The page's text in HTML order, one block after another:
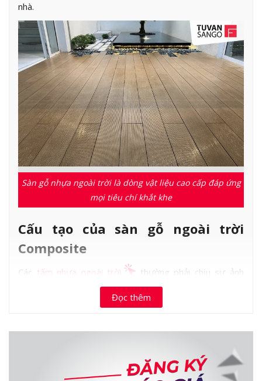
nhà.
Sàn gỗ nhựa ngoài trời là dòng vật liệu cao cấp đáp ứng
mọi tiêu chí khắt khe
Cấu tạo của sàn gỗ ngoài trời
Composite
Các tấm nhựa ngoài trời
thường phải chịu sự ảnh
hưởng của nắng mưa, ngập nước thường xuyên. Do vậy,
để đáp ứng được tiêu chí này, các nhà sản xuất đã sử
và tính thẩm mỹ tự nhiên cho sản phẩm.
Đọc thêm